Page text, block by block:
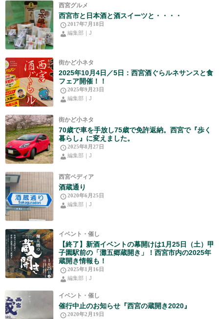
西宮グルメ
西宮市と日本酒と酒スイーツと・・・・
2017年7月18日
編集部｜J
街かど小ネタ
2025年10月4日／5日：西宮酒ぐらルネサンスと食
フェア開催！！
2025年9月23日
編集部｜J
街かど小ネタ
70歳で車を手放し75歳で免許返納。西宮で『歩く
暮らし』に変えました。
2025年8月27日
編集部｜J
西宮ペディア
酒蔵通り
2020年6月25日
編集部｜J
イベント・催し
【終了】新酒イベントの幕開けは1月25日（土）甲
子園駅前の「灘五郷蔵開き」！西宮市内の2025年
蔵開き情報も！
2025年1月16日
編集部｜J
イベント・催し
催行中止のお知らせ『西宮の蔵開き2020』
2020年2月19日